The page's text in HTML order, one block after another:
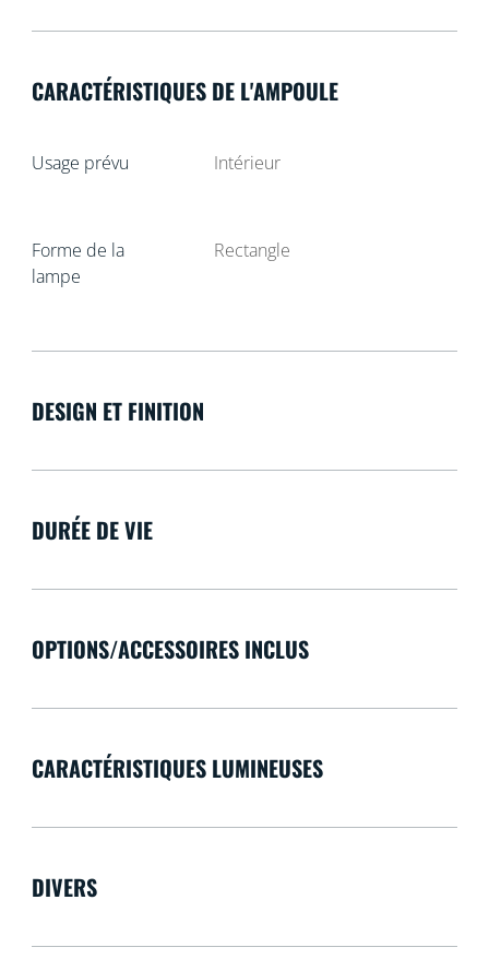
CARACTÉRISTIQUES DE L'AMPOULE
Usage prévu Intérieur
Forme de la
lampe
Rectangle
DESIGN ET FINITION
DURÉE DE VIE
OPTIONS/ACCESSOIRES INCLUS
CARACTÉRISTIQUES LUMINEUSES
DIVERS